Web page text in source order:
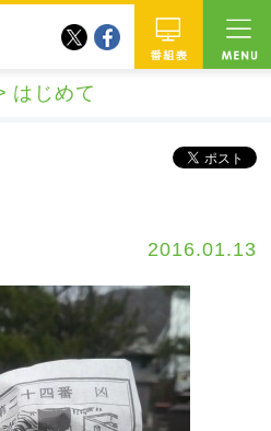
twitterfacebook
はじめて
2016.01.13